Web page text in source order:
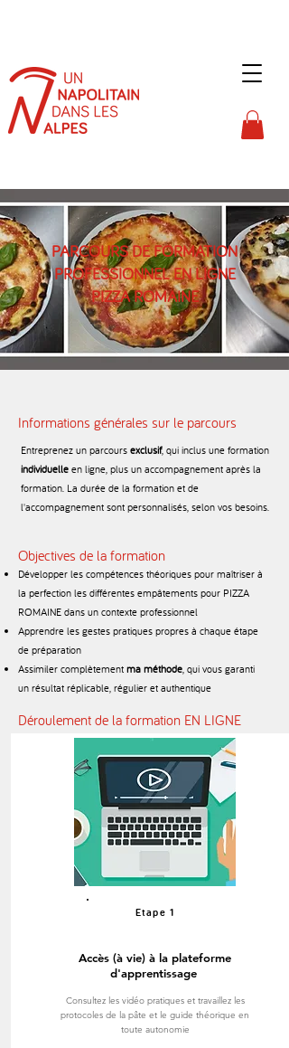
PARCOURS DE FORMATION
PROFESSIONNEL EN LIGNE
PIZZA ROMAINE
Informations générales sur le parcours
Entreprenez un parcours exclusif, qui inclus une formation
individuelle en ligne, plus un accompagnement après la
formation. La durée de la formation et de
l'accompagnement sont personnalisés, selon vos besoins.​
Objectives de la formation
Développer les compétences théoriques pour maîtriser à
la perfection les différentes empâtements pour PIZZA
ROMAINE dans un contexte professionnel
Apprendre les gestes pratiques propres à chaque étape
de préparation
Assimiler complètement ma méthode, qui vous garanti
un résultat réplicable, régulier et authentique
Déroulement de la formation EN LIGNE
Etape 1
Accès (à vie) à la plateforme
d'apprentissage
Consultez les vidéo pratiques et travaillez les
protocoles de la pâte et le guide théorique en
toute autonomie